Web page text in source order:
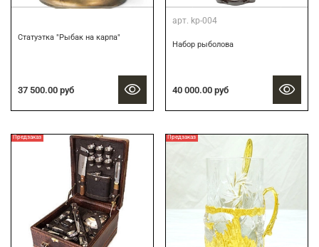
Статуэтка "Рыбак на карпа"
37 500.00 руб
арт. kp-004
Набор рыболова
40 000.00 руб
Предзаказ Предзаказ